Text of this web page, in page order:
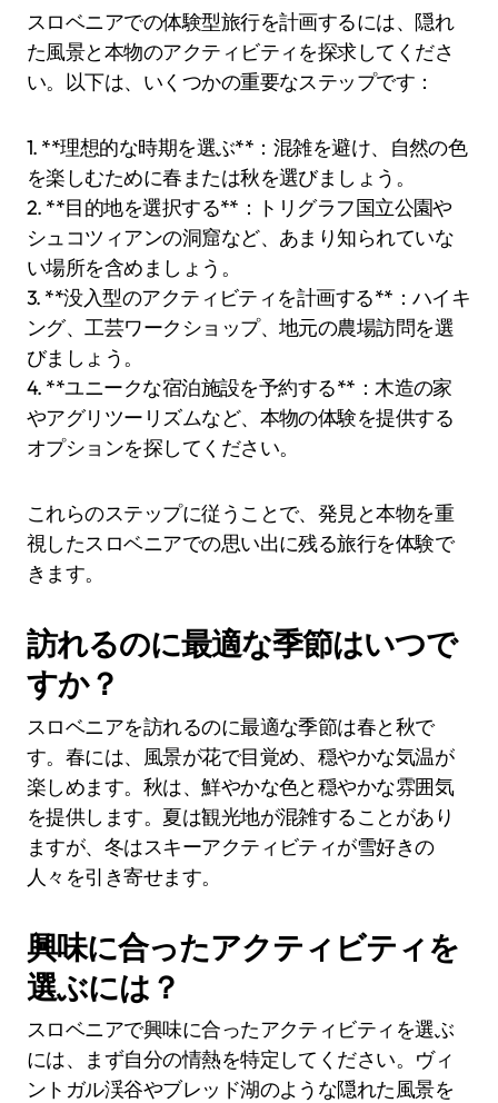
スロベニアでの体験型旅行を計画するには、隠れ
た風景と本物のアクティビティを探求してくださ
い。以下は、いくつかの重要なステップです：
1. **理想的な時期を選ぶ**：混雑を避け、自然の色
を楽しむために春または秋を選びましょう。
2. **目的地を選択する**：トリグラフ国立公園や
シュコツィアンの洞窟など、あまり知られていな
い場所を含めましょう。
3. **没入型のアクティビティを計画する**：ハイキ
ング、工芸ワークショップ、地元の農場訪問を選
びましょう。
4. **ユニークな宿泊施設を予約する**：木造の家
やアグリツーリズムなど、本物の体験を提供する
オプションを探してください。
これらのステップに従うことで、発見と本物を重
視したスロベニアでの思い出に残る旅行を体験で
きます。
訪れるのに最適な季節はいつで
すか？
スロベニアを訪れるのに最適な季節は春と秋で
す。春には、風景が花で目覚め、穏やかな気温が
楽しめます。秋は、鮮やかな色と穏やかな雰囲気
を提供します。夏は観光地が混雑することがあり
ますが、冬はスキーアクティビティが雪好きの
人々を引き寄せます。
興味に合ったアクティビティを
選ぶには？
スロベニアで興味に合ったアクティビティを選ぶ
には、まず自分の情熱を特定してください。ヴィ
ントガル渓谷やブレッド湖のような隠れた風景を